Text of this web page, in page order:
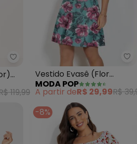
Quintess - Vestido (Floral
119,99
Vestido Evasê (Flor
Turquesa) com Decote
Profundo
MODA POP
A partir deR$ 29,99R$
-8%